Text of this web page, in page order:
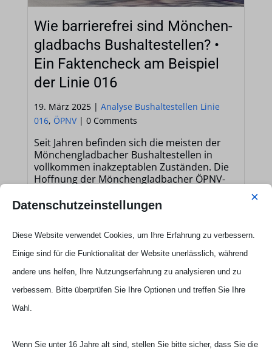
Wie barrierefrei sind Mönchen­
glad­bachs Bushaltestellen? •
Ein Faktencheck am Beispiel
der Linie 016
19. März 2025 | Analyse Bushaltestellen Linie
016, ÖPNV| 0 Comments
Seit Jahren befinden sich die meisten der
Mönchengladbacher Bushaltestellen in
vollkommen inakzeptablen Zuständen. Die
Hoffnung der Mönchengladbacher ÖPNV-
Datenschutzeinstellungen
×
Diese Website verwendet Cookies, um Ihre Erfahrung zu verbessern.
Einige sind für die Funktionalität der Website unerlässlich, während
andere uns helfen, Ihre Nutzungserfahrung zu analysieren und zu
verbessern. Bitte überprüfen Sie Ihre Optionen und treffen Sie Ihre
Wahl.
Wenn Sie unter 16 Jahre alt sind, stellen Sie bitte sicher, dass Sie die